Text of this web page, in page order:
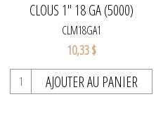
CLOUS 1'' 18 GA (5000)
CLM18GA1
10,33 $
AJOUTER AU PANIER